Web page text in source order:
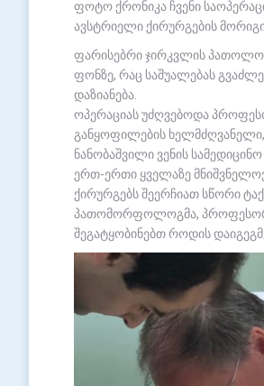
ფოტო ქრონიკა ჩვენი
ავსტრიელი ქირურგების
ფარისებრი ჯირკვლის
ფონზე, რაც საშუალებას
დაზიანება.
ოპერაციას უძღვებოდა
განყოფილების
ნანობაშვილი ვენის
ერთ-ერთი ყველაზე
ქირურგებს შეერჩიათ სწორი
პათომორფოლოგმა,
შეგატყობინებთ როდის